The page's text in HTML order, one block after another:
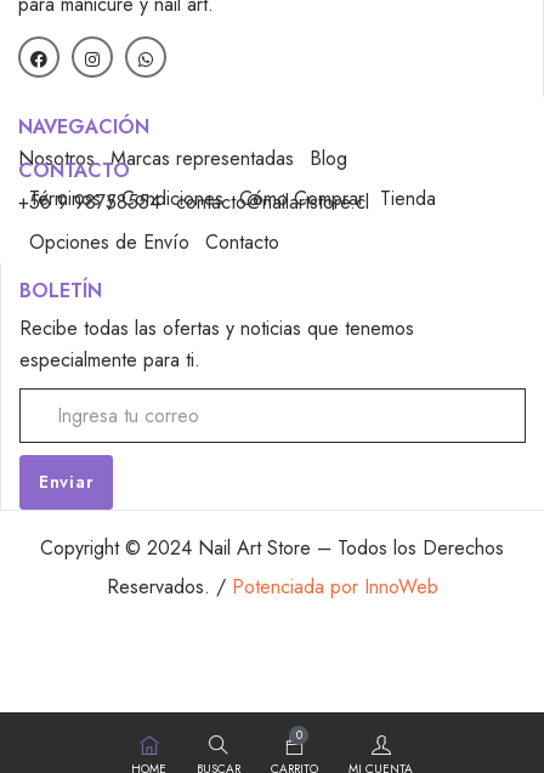
NAVEGACIÓN
Nosotros Marcas representadas
Blog
Términos y Condiciones Cómo Comprar Tienda
CONTACTO
+56 9 98758554 contacto@nailartstore.cl
Opciones de Envío
Contacto
BOLETÍN
Recibe todas las ofertas y noticias que tenemos
especialmente para ti.
Copyright © 2024 Nail Art Store – Todos los Derechos
Reservados. / Potenciada por InnoWeb
HOME BUSCAR
0
CARRITO
MI CUENTA